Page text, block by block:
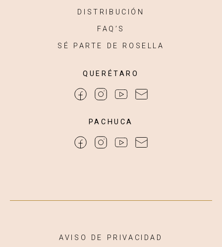
DISTRIBUCIÓN
FAQ’S
SÉ PARTE DE ROSELLA
QUERÉTARO
PACHUCA
AVISO DE PRIVACIDAD